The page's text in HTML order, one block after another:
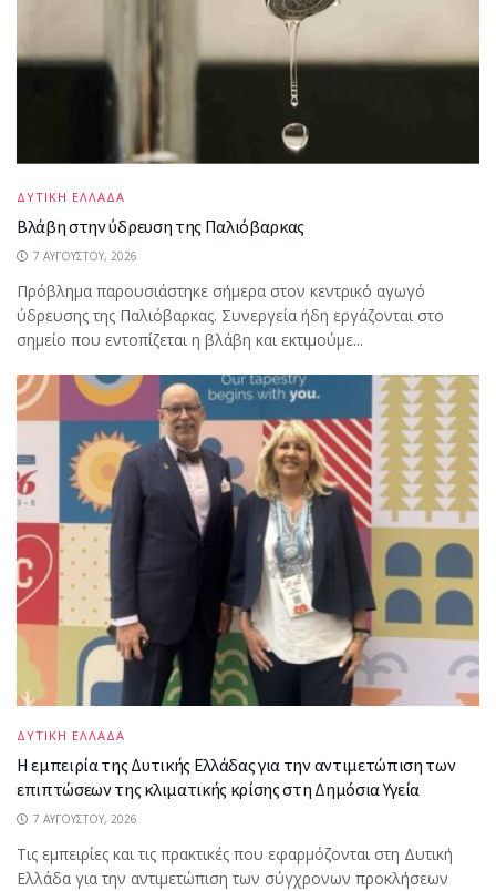
ΔΥΤΙΚΗ ΕΛΛΑΔΑ
Βλάβη στην ύδρευση της Παλιόβαρκας
7 ΑΥΓΟΎΣΤΟΥ, 2026
Πρόβλημα παρουσιάστηκε σήμερα στον κεντρικό αγωγό
ύδρευσης της Παλιόβαρκας. Συνεργεία ήδη εργάζονται στο
σημείο που εντοπίζεται η βλάβη και εκτιμούμε...
ΔΥΤΙΚΗ ΕΛΛΑΔΑ
Η εμπειρία της Δυτικής Ελλάδας για την αντιμετώπιση των
επιπτώσεων της κλιματικής κρίσης στη Δημόσια Υγεία
7 ΑΥΓΟΎΣΤΟΥ, 2026
Τις εμπειρίες και τις πρακτικές που εφαρμόζονται στη Δυτική
Ελλάδα για την αντιμετώπιση των σύγχρονων προκλήσεων